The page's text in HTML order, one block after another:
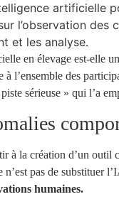
artificielle
l’observation
et les analyse.
en élevage est-elle
l’ensemble des
piste sérieuse » qui l’a
à la création d’un outil
n’est pas de substituer
humaines.